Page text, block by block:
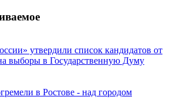
утвердили список кандидатов от
выборы в Государственную Думу
в Ростове - над городом